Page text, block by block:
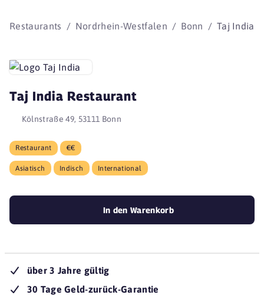
Restaurants Nordrhein-Westfalen Bonn Taj India
Taj India Restaurant
Kölnstraße 49, 53111 Bonn
Restaurant €€
Asiatisch Indisch International
In den Warenkorb
über 3 Jahre gültig
30 Tage Geld-zurück-Garantie